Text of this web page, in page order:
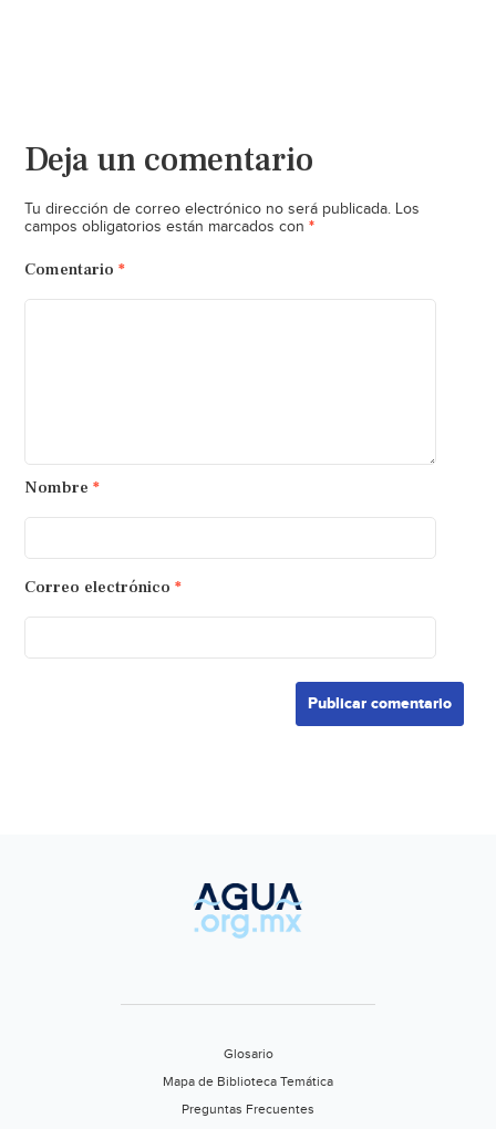
Deja un comentario
Tu dirección de correo electrónico no será publicada. Los
campos obligatorios están marcados con *
Comentario *
Nombre *
Correo electrónico *
Glosario
Mapa de Biblioteca Temática
Preguntas Frecuentes